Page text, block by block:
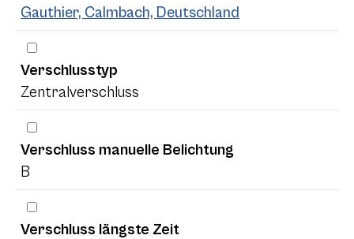
Gauthier, Calmbach, Deutschland
Verschlusstyp
Zentralverschluss
Verschluss manuelle Belichtung
B
Verschluss längste Zeit